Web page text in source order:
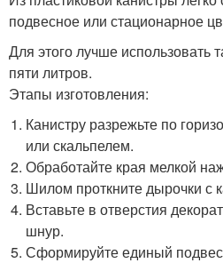
подвесное или стационарное
Для этого лучше использовать
пяти литров.
Этапы изготовления:
Канистру разрежьте по
или скальпелем.
Обработайте края мелкой
Шилом проткните дырочки с
Вставьте в отверстия
шнур.
Сформируйте единый подвес